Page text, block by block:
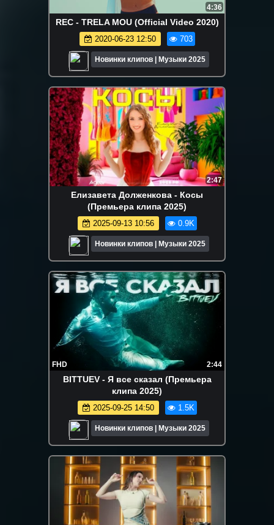
4:36
REC - TRELA MOU (Official Video 2020)
2020-06-23 12:50 703
Новинки клипов | Музыки 2025
2:47
Елизавета Долженкова - Косы
(Премьера клипа 2025)
2025-09-13 10:56 0.9K
Новинки клипов | Музыки 2025
FHD 2:44
BITTUEV - Я все сказал (Премьера
клипа 2025)
2025-09-25 14:50 1.5K
Новинки клипов | Музыки 2025